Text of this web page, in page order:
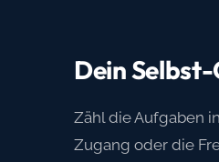
Dein
Zähl die Aufgaben
Zugang oder die